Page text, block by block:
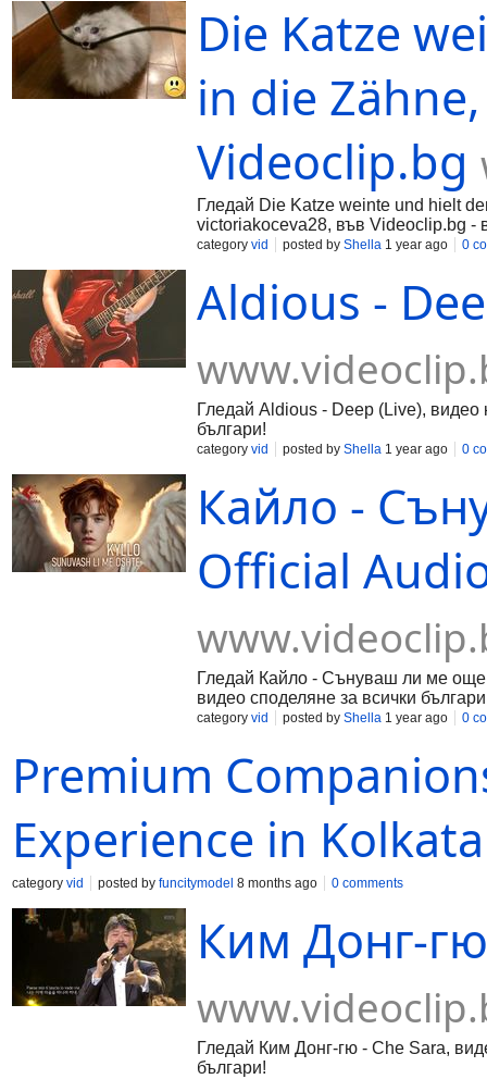
Die Katze
in die
Videoclip.bg
Гледай Die Katze weinte und hielt
victoriakoceva28, във Videoclip.bg -
category vid posted by Shella 1 year ago 0
Aldious -
Гледай Aldious - Deep (Live), видео
българи!
category vid posted by Shella 1 year ago 0
Кайло -
Official
Гледай Кайло - Сънуваш ли ме
видео споделяне за всички
category vid posted by Shella 1 year ago 0
Premium
Experience in Kolkata
category vid posted by funcitymodel 8 months ago 0 comments
Ким Донг-
Гледай Ким Донг-гю - Che Sara,
българи!